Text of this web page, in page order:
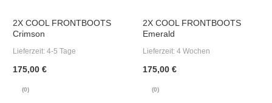
2X COOL FRONTBOOTS
Crimson
Lieferzeit: 4-5 Tage
175,00 €
(0)
2X COOL FRONTBOOTS
Emerald
Lieferzeit: 4 Wochen
175,00 €
(0)